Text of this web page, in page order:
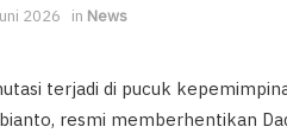
2026 in News
terjadi di pucuk
resmi memberhentikan